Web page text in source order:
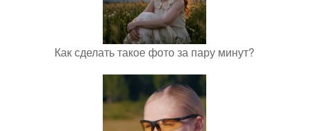
Как сделать такое фото за пару минут?